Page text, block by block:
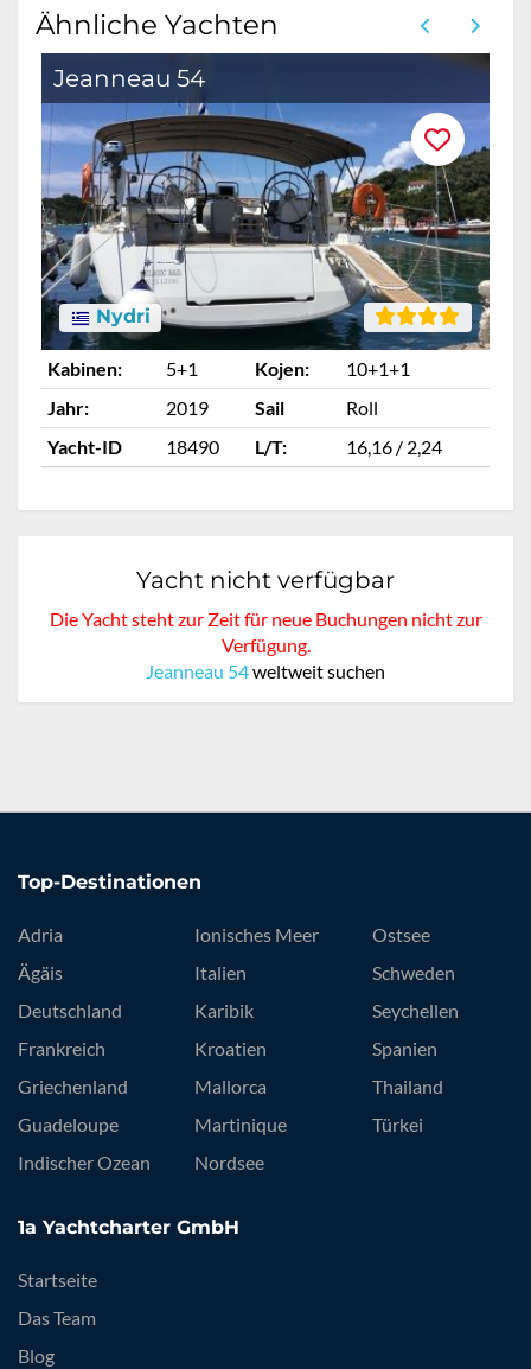
Ähnliche Yachten
Jeanneau 54
Nydri
Kabinen: 5+1 Kojen:
10+1+1
Jahr:
2019 Sail
Roll
Yacht-ID
18490 L/T: 16,16 / 2,24
Yacht nicht verfügbar
Die Yacht steht zur Zeit für neue Buchungen nicht zur
Verfügung.
Jeanneau 54weltweit suchen
Top-Destinationen
Adria
Ägäis
Deutschland
Frankreich
Griechenland
Guadeloupe
Indischer Ozean
Ionisches Meer
Italien
Karibik
Kroatien
Mallorca
Martinique
Nordsee
Ostsee
Schweden
Seychellen
Spanien
Thailand
Türkei
1a Yachtcharter GmbH
Startseite
Das Team
Blog